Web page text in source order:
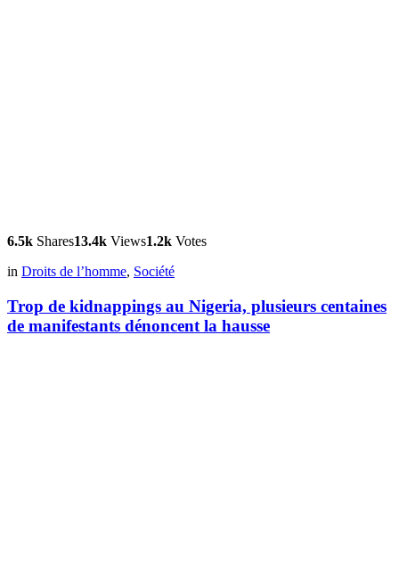
6.5k Shares13.4k Views1.2k Votes
in Droits de l’homme, Société
Trop de kidnappings au Nigeria, plusieurs centaines
de manifestants dénoncent la hausse